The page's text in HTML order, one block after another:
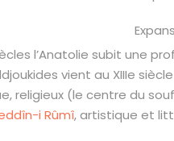
l’Anatolie subit une
vient au XIIIe
religieux (le centre du
i Rûmî, artistique et